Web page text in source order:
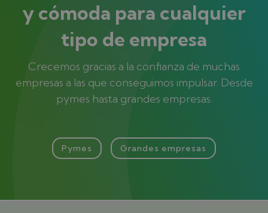
y cómoda para cualquier
tipo de empresa
Crecemos gracias a la confianza de muchas
empresas a las que conseguimos impulsar. Desde
pymes hasta grandes empresas.
Pymes Grandes empresas